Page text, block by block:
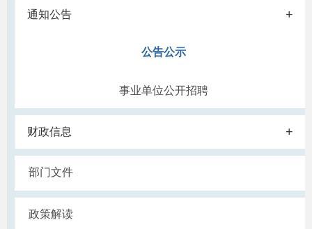
通知公告 +
公告公示
事业单位公开招聘
财政信息 +
部门文件
政策解读